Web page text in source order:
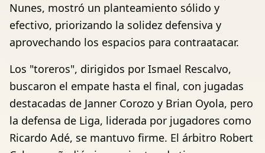
Nunes, mostró un planteamiento sólido y
efectivo, priorizando la solidez defensiva y
aprovechando los espacios para contraatacar.
Los "toreros", dirigidos por Ismael Rescalvo,
buscaron el empate hasta el final, con jugadas
destacadas de Janner Corozo y Brian Oyola, pero
la defensa de Liga, liderada por jugadores como
Ricardo Adé, se mantuvo firme. El árbitro Robert